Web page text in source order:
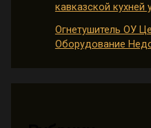
кавказской кухней
Огнетушитель ОУ
Оборудование